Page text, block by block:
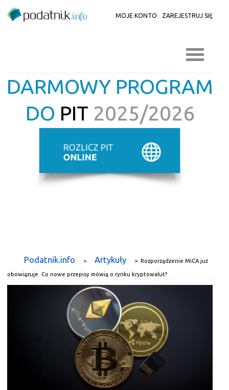
MOJE KONTO ZAREJESTRUJ SIĘ
DARMOWY PROGRAM
DO PIT 2025/2026
Podatnik.info > Artykuły > Rozporządzenie MiCA już
obowiązuje. Co nowe przepisy mówią o rynku kryptowalut?